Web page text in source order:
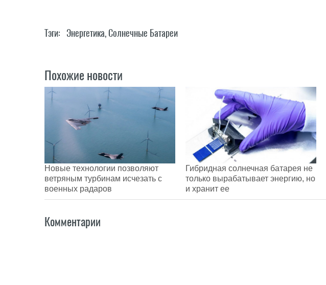
Тэги: Энергетика,Солнечные Батареи
Похожие новости
Новые технологии позволяют
ветряным турбинам исчезать с
военных радаров
Гибридная солнечная батарея не
только вырабатывает энергию, но
и хранит ее
Комментарии